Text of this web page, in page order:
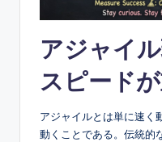
si
アジャイ
スピード
アジャイルとは単に速く
動くことである。伝統的